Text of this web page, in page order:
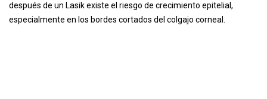
después de un Lasik existe el riesgo de crecimiento epitelial,
especialmente en los bordes cortados del colgajo corneal.